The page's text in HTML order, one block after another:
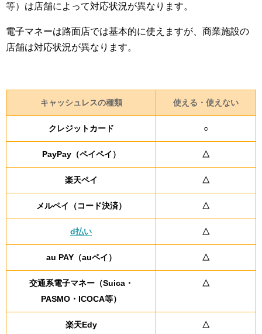
等）は店舗によって対応状況が異なります。
電子マネーは路面店では基本的に使えますが、商業施設の
店舗は対応状況が異なります。
キャッシュレスの種類 使える・使えない
クレジットカード ○
PayPay（ペイペイ） △
楽天ペイ △
メルペイ（コード決済） △
d払い △
au PAY（auペイ） △
交通系電子マネー（Suica・
PASMO・ICOCA等）
△
楽天Edy △